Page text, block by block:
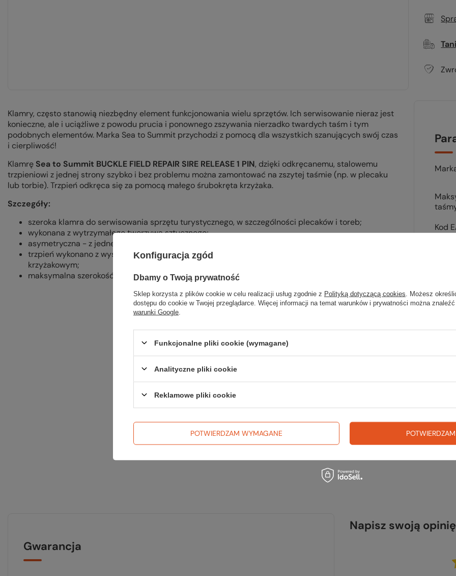
Klamry, często stanowią niezbędny element funkcjonowania wielu sprzętów. Ich serwisowanie nieraz jest
konieczne, ale i uciążliwe z powodu prucia i ponownego zszywania nierzadko twardych taśm i tym
podobnych elementów. Marka Sea to Summit przychodzi z pomocą dla wszystkich szanujących swój czas
i cierpliwość!
Klamrę Sea to Summit BUCKLE FIELD REPAIR SIRE RELEASE 1 PIN, dzięki odkręcanemu, stalowemu
trzpieniowi z jednej strony szybko i bez problemu można zamontować na zszytej taśmie (np. w plecaku
lub torbie). Trzpień odkręca się za pomocą małego śrubokręta krzyżaka.
Szczegóły:
szeroka klamra do serwisowania sprzętu turystycznego, w szczególności plecaków i toreb;
wykonana z wytrzymałego tworzywa sztucznego;
asymetryczna - z jednej strony klasyczny system przelotki, z drugiej wykręcany trzpień;
trzpień wykonano z wysokiej jakości stali nierdzewnej, odkręcany małym śrubokrętem
krzyżakowym;
maksymalna szerokość taśmy:50 mm.
Kod
na
Gwarancja
Napisz swoją opinię
Konfiguracja zgód
Dbamy o Twoją prywatność
Sklep korzysta z plików cookie w celu realizacji usług zgodnie z Polityką dotyczącą cookies . Możesz
dostępu do cookie w Twojej przeglądarce. Więcej informacji na temat warunków i prywatności można
warunki Google
Funkcjonalne pliki cookie (wymagane)
Analityczne pliki cookie
Reklamowe pliki cookie
POTWIERDZAM WYMAGANE